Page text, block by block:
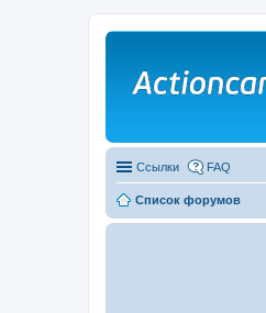
Ссылки FAQ
Список форумов